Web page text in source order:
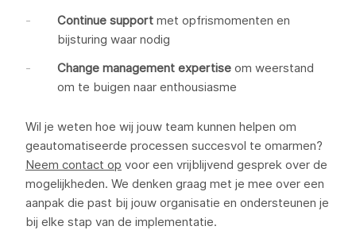
Continue support met opfrismomenten en
bijsturing waar nodig
Change management expertise om weerstand
om te buigen naar enthousiasme
Wil je weten hoe wij jouw team kunnen helpen om
geautomatiseerde processen succesvol te omarmen?
Neem contact op voor een vrijblijvend gesprek over de
mogelijkheden. We denken graag met je mee over een
aanpak die past bij jouw organisatie en ondersteunen je
bij elke stap van de implementatie.